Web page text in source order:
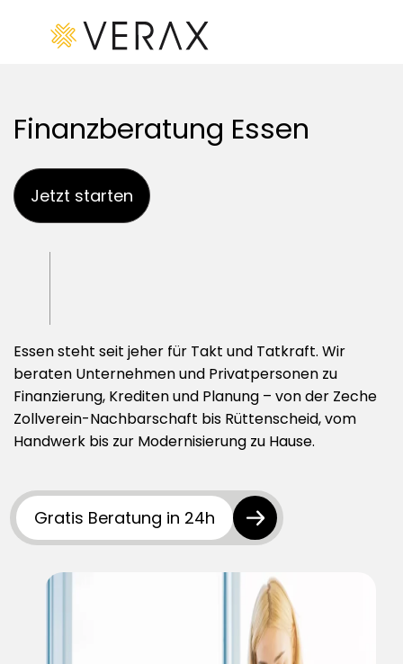
Finanzberatung Essen
Jetzt starten
Essen steht seit jeher für Takt und Tatkraft. Wir
beraten Unternehmen und Privatpersonen zu
Finanzierung, Krediten und Planung – von der Zeche
Zollverein-Nachbarschaft bis Rüttenscheid, vom
Handwerk bis zur Modernisierung zu Hause.
Gratis Beratung in 24h
Kredite
Branchen
Finanzberatung
Wörterverzeichnis
Impressum
Datenschutzerklärung